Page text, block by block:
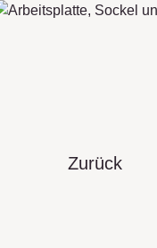
Zurück